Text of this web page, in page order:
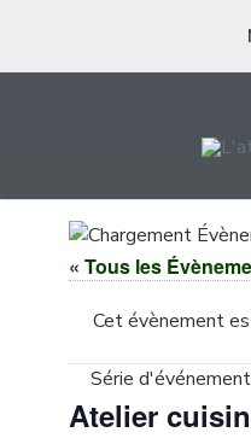
« Tous les
Cet évènement
Série
Atelier